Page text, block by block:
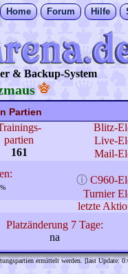
Home Forum Hilfe
& Backup-System
Partien
partien
161
Blitz-
Live-
Mail-
ⓘ C960-
Turnier
letzte
Platzänderung 7 Tage:
na
ermittelt werden. [last Update: